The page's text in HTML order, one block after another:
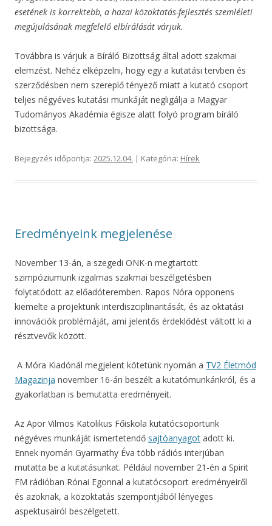
esetének is korrektebb, a hazai közoktatás-fejlesztés szemléleti
megújulásának megfelelő elbírálását várjuk.
Továbbra is várjuk a Bíráló Bizottság által adott szakmai
elemzést. Nehéz elképzelni, hogy egy a kutatási tervben és
szerződésben nem szereplő tényező miatt a kutató csoport
teljes négyéves kutatási munkáját negligálja a Magyar
Tudományos Akadémia égisze alatt folyó program bíráló
bizottsága.
Bejegyzés időpontja: 2025.12.04. | Kategória: Hírek
Eredményeink megjelenése
November 13-án, a szegedi ONK-n megtartott
szimpóziumunk izgalmas szakmai beszélgetésben
folytatódott az előadóteremben. Rapos Nóra opponens
kiemelte a projektünk interdiszciplinaritását, és az oktatási
innovációk problémáját, ami jelentős érdeklődést váltott ki a
résztvevők között.
A Móra Kiadónál megjelent kötetünk nyomán a TV2 Életmód
Magazinja november 16-án beszélt a kutatómunkánkról, és a
gyakorlatban is bemutatta eredményeit.
Az Apor Vilmos Katolikus Főiskola kutatócsoportunk
négyéves munkáját ismertetendő sajtóanyagot adott ki.
Ennek nyomán Gyarmathy Éva több rádiós interjúban
mutatta be a kutatásunkat. Például november 21-én a Spirit
FM rádióban Rónai Egonnal a kutatócsoport eredményeiről
és azoknak, a közoktatás szempontjából lényeges
aspektusairól beszélgetett.